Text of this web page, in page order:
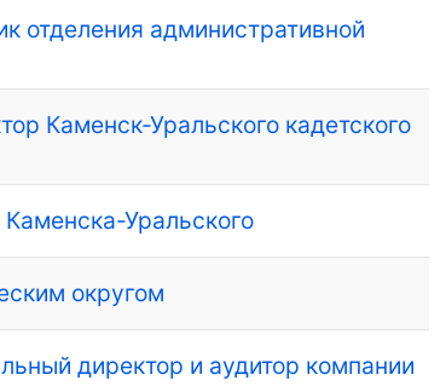
отделения административной
Каменск-Уральского кадетского
Уральского
округом
директор и аудитор компании